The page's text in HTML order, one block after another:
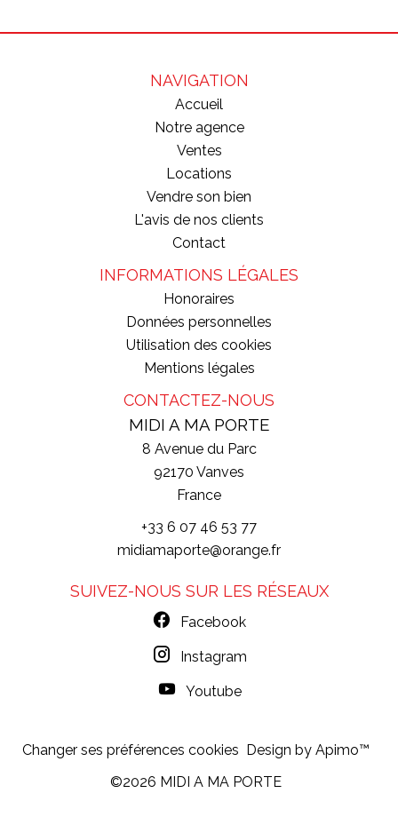
NAVIGATION
Accueil
Notre agence
Ventes
Locations
Vendre son bien
L'avis de nos clients
Contact
INFORMATIONS LÉGALES
Honoraires
Données personnelles
Utilisation des cookies
Mentions légales
CONTACTEZ-NOUS
MIDI A MA PORTE
8 Avenue du Parc
92170 Vanves
France
+33 6 07 46 53 77
midiamaporte@orange.fr
SUIVEZ-NOUS SUR LES RÉSEAUX
Facebook
Instagram
Youtube
Changer ses préférences cookies Design by Apimo™
©2026 MIDI A MA PORTE